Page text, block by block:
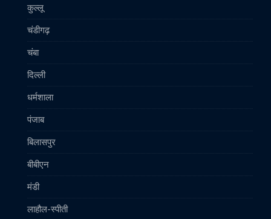
कुल्लू
चंडीगढ़
चंबा
दिल्ली
धर्मशाला
पंजाब
बिलासपुर
बीबीएन
मंडी
लाहौल-स्पीती